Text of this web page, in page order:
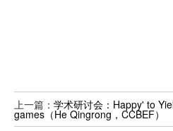
上一篇： 学术研讨会：Happy' to
games（He Qingrong，CCBEF）